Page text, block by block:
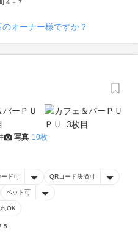
４－７
オーナー様ですか？
写真 10枚
ード可 QRコード決済可
ペット可
OK
5